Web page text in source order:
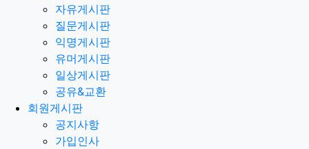
자유게시판
질문게시판
익명게시판
유머게시판
일상게시판
공유&교환
회원게시판
공지사항
가입인사